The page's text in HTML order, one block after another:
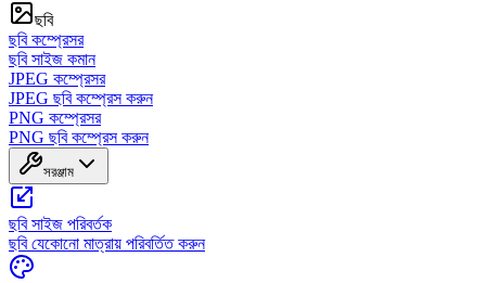
ছবি
ছবি কম্প্রেসর
ছবি সাইজ কমান
JPEG কম্প্রেসর
JPEG ছবি কম্প্রেস করুন
PNG কম্প্রেসর
PNG ছবি কম্প্রেস করুন
সরঞ্জাম
ছবি সাইজ পরিবর্তক
ছবি যেকোনো মাত্রায় পরিবর্তিত করুন